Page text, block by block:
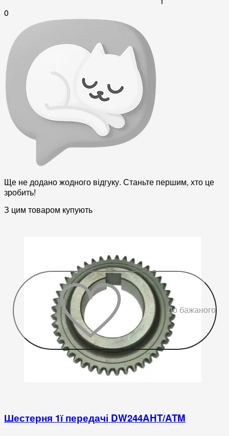
0
Ще не додано жодного відгуку. Станьте першим, хто це
зробить!
З цим товаром купують
До бажаного
Шестерня 1ї передачі DW244AHT/ATM